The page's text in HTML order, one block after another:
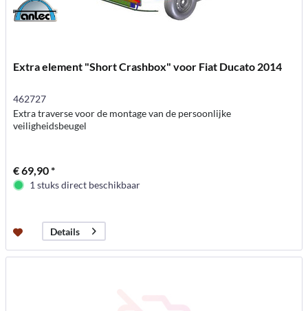
Extra element "Short Crashbox" voor Fiat Ducato 2014
462727
Extra traverse voor de montage van de persoonlijke
veiligheidsbeugel
€ 69,90 *
1 stuks direct beschikbaar
Details